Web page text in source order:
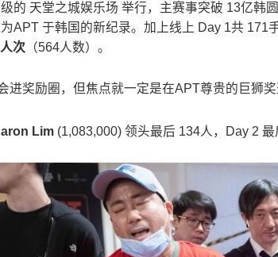
的 天堂之城娱乐场 举行，主赛事突破 13亿韩
为APT 于韩国的新纪录。加上线上 Day 1共 171
次 （564人数）。
进奖励圈，但焦点就一定是在APT尊贵的巨狮
Lim (1,083,000) 领头最后 134人，Day 2